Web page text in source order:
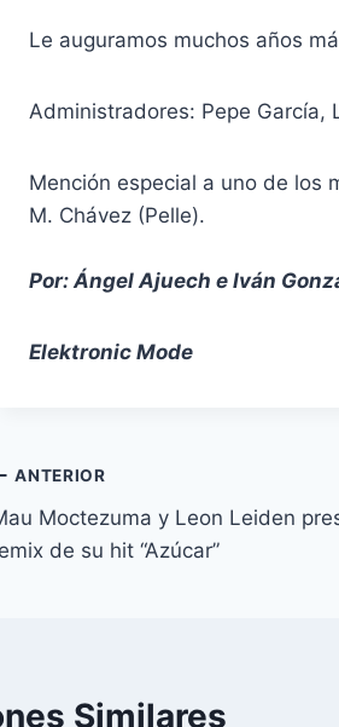
Le auguramos muchos años
Administradores: Pepe García,
Mención especial a uno de los
M. Chávez (Pelle).
Por: Ángel Ajuech e Iván
Elektronic Mode
ANTERIOR
Moctezuma y Leon Leiden
de su hit “Azúcar”
Similares